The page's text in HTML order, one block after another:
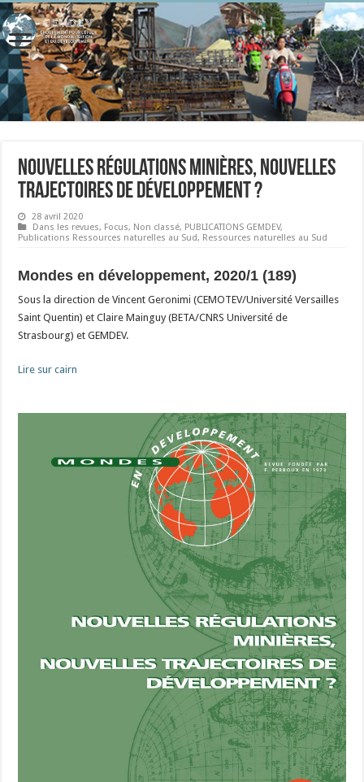
Nouvelles régulations minières, nouvelles
trajectoires de développement ?
28 avril 2020
Dans les revues, Focus, Non classé, PUBLICATIONS GEMDEV,
Publications Ressources naturelles au Sud, Ressources naturelles au Sud
Mondes en développement, 2020/1 (189)
Sous la direction de Vincent Geronimi (CEMOTEV/Université Versailles
Saint Quentin) et Claire Mainguy (BETA/CNRS Université de
Strasbourg) et GEMDEV.
Lire sur cairn